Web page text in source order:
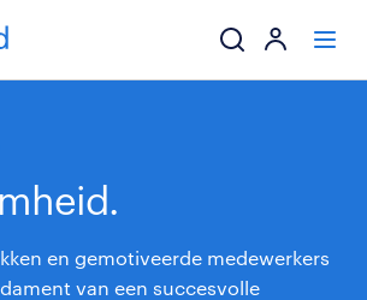
mijn carrière
en gemotiveerde medewerkers
van een succesvolle